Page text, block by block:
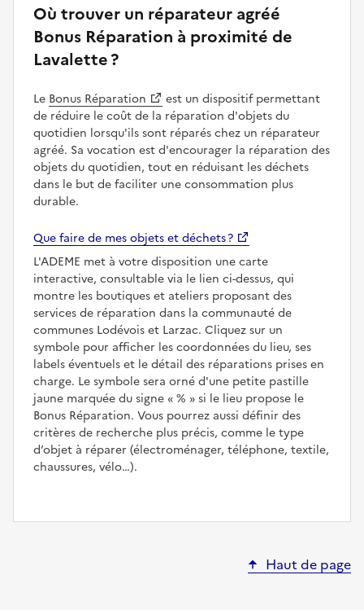
Où trouver un réparateur agréé
Bonus Réparation à proximité de
Lavalette ?
Le Bonus Réparation
est un dispositif permettant
de réduire le coût de la réparation d'objets du
quotidien lorsqu'ils sont réparés chez un réparateur
agréé. Sa vocation est d'encourager la réparation des
objets du quotidien, tout en réduisant les déchets
dans le but de faciliter une consommation plus
durable.
Que faire de mes objets et déchets ?
L'ADEME met à votre disposition une carte
interactive, consultable via le lien ci-dessus, qui
montre les boutiques et ateliers proposant des
services de réparation dans la communauté de
communes Lodévois et Larzac. Cliquez sur un
symbole pour afficher les coordonnées du lieu, ses
labels éventuels et le détail des réparations prises en
charge. Le symbole sera orné d'une petite pastille
jaune marquée du signe
%
si le lieu propose le
Bonus Réparation. Vous pourrez aussi définir des
critères de recherche plus précis, comme le type
d’objet à réparer (électroménager, téléphone, textile,
chaussures, vélo…).
Haut de page